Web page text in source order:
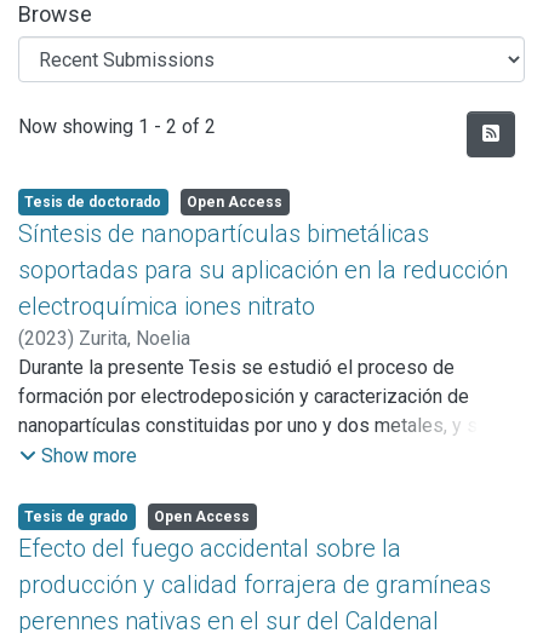
Browse
Recent Submissions
Now showing 1 - 2 of 2
Tesis de doctorado Open Access
Síntesis de nanopartículas bimetálicas
soportadas para su aplicación en la reducción
electroquímica iones nitrato
(2023) Zurita, Noelia
Durante la presente Tesis se estudió el proceso de
formación por electrodeposición y caracterización de
nanopartículas constituidas por uno y dos metales, y sus
propiedades electrocatalíticas hacia la reacción de
estructuras de Cu, Cd y Cu/Cd soportadas sobre sustratos
carbonosos de CV y HOPG. Las mismas fueron obtenidas a
partir de soluciones acuosas conteniendo los iones de
dichos metales empleando técnicas electroquímicas
Show more
Tesis de grado Open Access
Efecto del fuego accidental sobre la
producción y calidad forrajera de gramíneas
perennes nativas en el sur del Caldenal